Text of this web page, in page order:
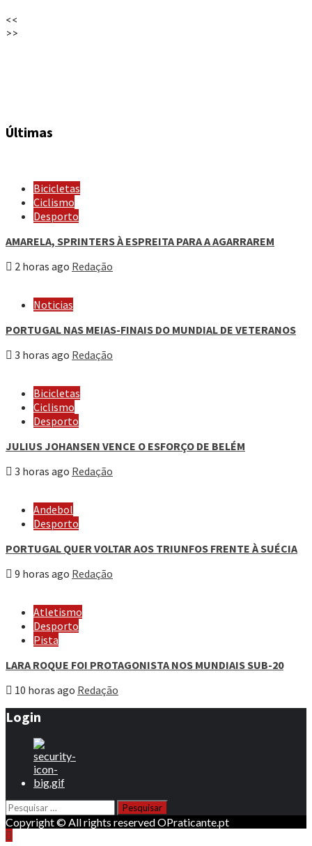
<<
>>
Últimas
Bicicletas
Ciclismo
Desporto
AMARELA, SPRINTERS À ESPREITA PARA A AGARRAREM
2 horas ago Redação
Noticias
PORTUGAL NAS MEIAS-FINAIS DO MUNDIAL DE VETERANOS
3 horas ago Redação
Bicicletas
Ciclismo
Desporto
JULIUS JOHANSEN VENCE O ESFORÇO DE BELÉM
3 horas ago Redação
Andebol
Desporto
PORTUGAL QUER VOLTAR AOS TRIUNFOS FRENTE À SUÉCIA
9 horas ago Redação
Atletismo
Desporto
Pista
LARA ROQUE FOI PROTAGONISTA NOS MUNDIAIS SUB-20
10 horas ago Redação
Login
Pesquisar
por:
Copyright © All rights reserved OPraticante.pt